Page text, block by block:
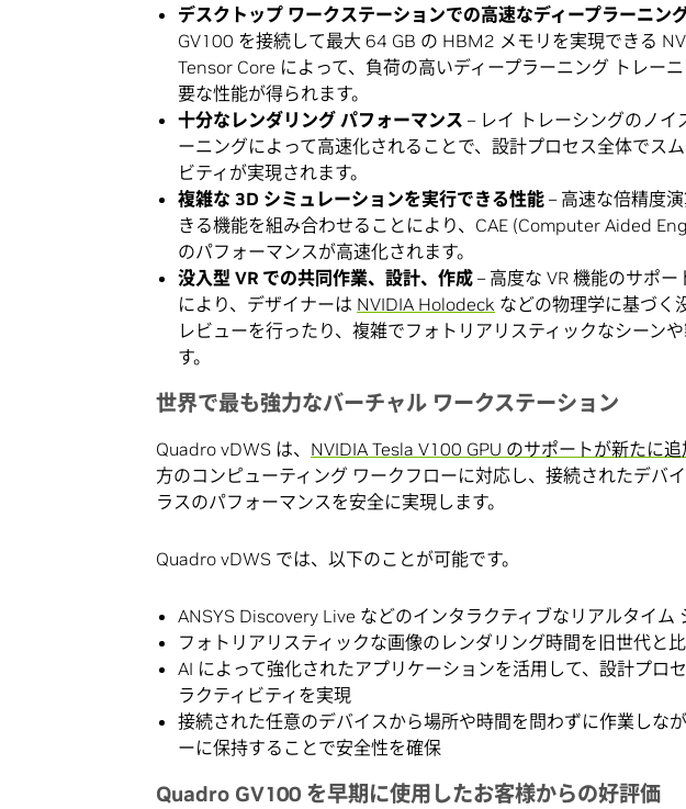
デスクトップ ワークステーションでの高速なディープラーニン
GV100 を接続して最大 64 GB の HBM2 メモリを実現できる
Tensor Core によって、負荷の高いディープラーニング トレー
要な性能が得られます。
十分なレンダリング パフォーマンス – レイ トレーシングのノイ
ーニングによって高速化されることで、設計プロセス全体でス
ビティが実現されます。
複雑な 3D シミュレーションを実行できる性能 – 高速な倍精度
きる機能を組み合わせることにより、CAE (Computer Aided
のパフォーマンスが高速化されます。
没入型 VR での共同作業、設計、作成 – 高度な VR 機能のサポ
により、デザイナーは NVIDIA Holodeck などの物理学に基づく
レビューを行ったり、複雑でフォトリアリスティックなシーン
す。
世界で最も強力なバーチャル ワークステーション
Quadro vDWS は、 NVIDIA Tesla V100 GPU のサポートが新たに追
方のコンピューティング ワークフローに対応し、接続されたデバ
ラスのパフォーマンスを安全に実現します。
Quadro vDWS では、以下のことが可能です。
ANSYS Discovery Live などのインタラクティブなリアルタイム
フォトリアリスティックな画像のレンダリング時間を旧世代と
AI によって強化されたアプリケーションを活用して、設計プロ
ラクティビティを実現
接続された任意のデバイスから場所や時間を問わずに作業しな
ーに保持することで安全性を確保
Quadro GV100 を早期に使用したお客様からの好評価